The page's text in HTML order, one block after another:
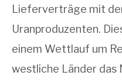
Lieferverträge mit
Uranproduzenten.
einem Wettlauf um
westliche Länder das